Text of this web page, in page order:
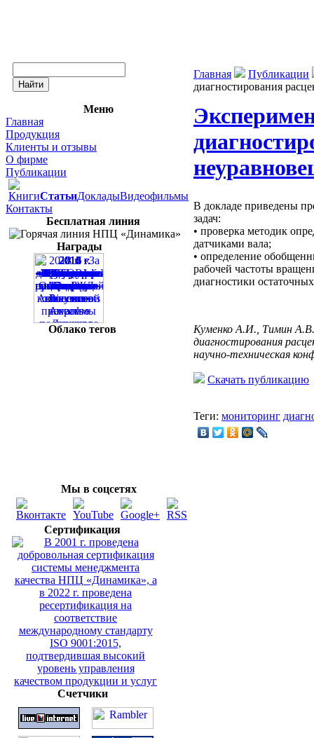
Меню
Главная
Продукция
Клиенты и отзывы
О фирме
Публикации
КнигиСтатьиДокладыВидеофильмы
Контакты
Бесплатная линия
Награды
Облако тегов
Мы в соцсетях
Сертификация
Счетчики
Главная
Публикации
диагностирования
В докладе приведены
задач:
• проверка методик
датчиками вала;
• определение
рабочей частоты
диагностики
Куменко А.И., Тимин
диагностирования
научно-техническая
Скачать публикацию
Теги: мониторинг